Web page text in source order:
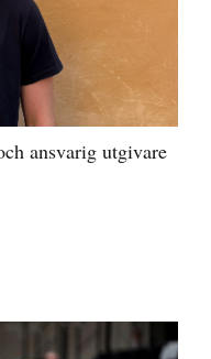
ansvarig utgivare